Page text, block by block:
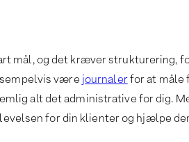
mål, og det kræver strukturering,
være journalerfor at måle
alt det administrative for dig.
for din klienter og hjælpe